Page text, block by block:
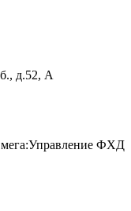
д.52, А
ФХД